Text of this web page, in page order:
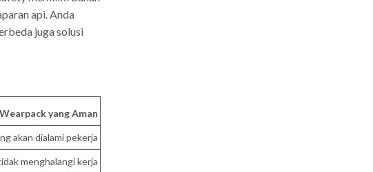
api. Anda
juga solusi
yang Aman
akan dialami pekerja
menghalangi kerja